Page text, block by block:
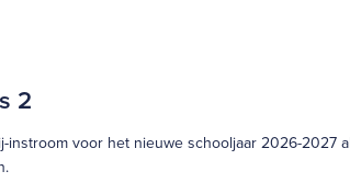
2
instroom voor het nieuwe schooljaar 2026-2027